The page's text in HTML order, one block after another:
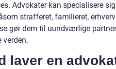
Advokater kan specialisere
strafferet, familieret,
gør dem til uundværlige
verden.
laver en